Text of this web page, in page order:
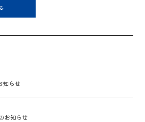
知らせ
お知らせ